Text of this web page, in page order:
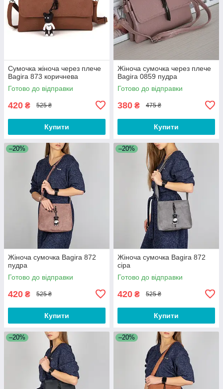
Сумочка жіноча через плече
Bagira 873 коричнева
Готово до відправки
420 ₴ 525 ₴
Купити
Жіноча сумочка через плече
Bagira 0859 пудра
Готово до відправки
380 ₴ 475 ₴
Купити
–20%
Жіноча сумочка Bagira 872
пудра
Готово до відправки
420 ₴ 525 ₴
Купити
–20%
Жіноча сумочка Bagira 872
сіра
Готово до відправки
420 ₴ 525 ₴
Купити
–20% –20%